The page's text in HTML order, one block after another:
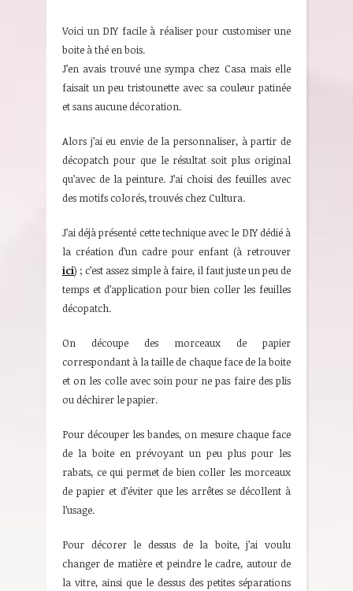
Voici un DIY facile à réaliser pour customiser une
boite à thé en bois.
J’en avais trouvé une sympa chez Casa mais elle
faisait un peu tristounette avec sa couleur patinée
et sans aucune décoration.
Alors j’ai eu envie de la personnaliser, à partir de
décopatch pour que le résultat soit plus original
qu’avec de la peinture. J’ai choisi des feuilles avec
des motifs colorés, trouvés chez Cultura.
J’ai déjà présenté cette technique avec le DIY dédié à
la création d’un cadre pour enfant (à retrouver
ici) ; c’est assez simple à faire, il faut juste un peu de
temps et d’application pour bien coller les feuilles
décopatch.
On découpe des morceaux de papier
correspondant à la taille de chaque face de la boite
et on les colle avec soin pour ne pas faire des plis
ou déchirer le papier.
Pour découper les bandes, on mesure chaque face
de la boite en prévoyant un peu plus pour les
rabats, ce qui permet de bien coller les morceaux
de papier et d’éviter que les arrêtes se décollent à
l’usage.
Pour décorer le dessus de la boite, j’ai voulu
changer de matière et peindre le cadre, autour de
la vitre, ainsi que le dessus des petites séparations